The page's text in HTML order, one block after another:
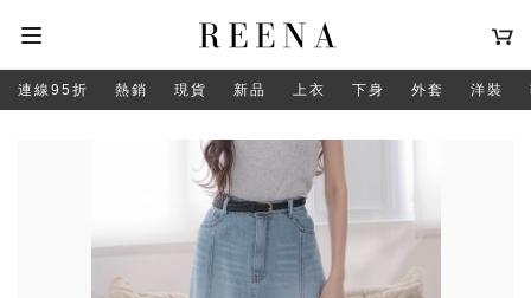
連線95折 熱銷 現貨 新品 上衣 下身 外套 洋裝